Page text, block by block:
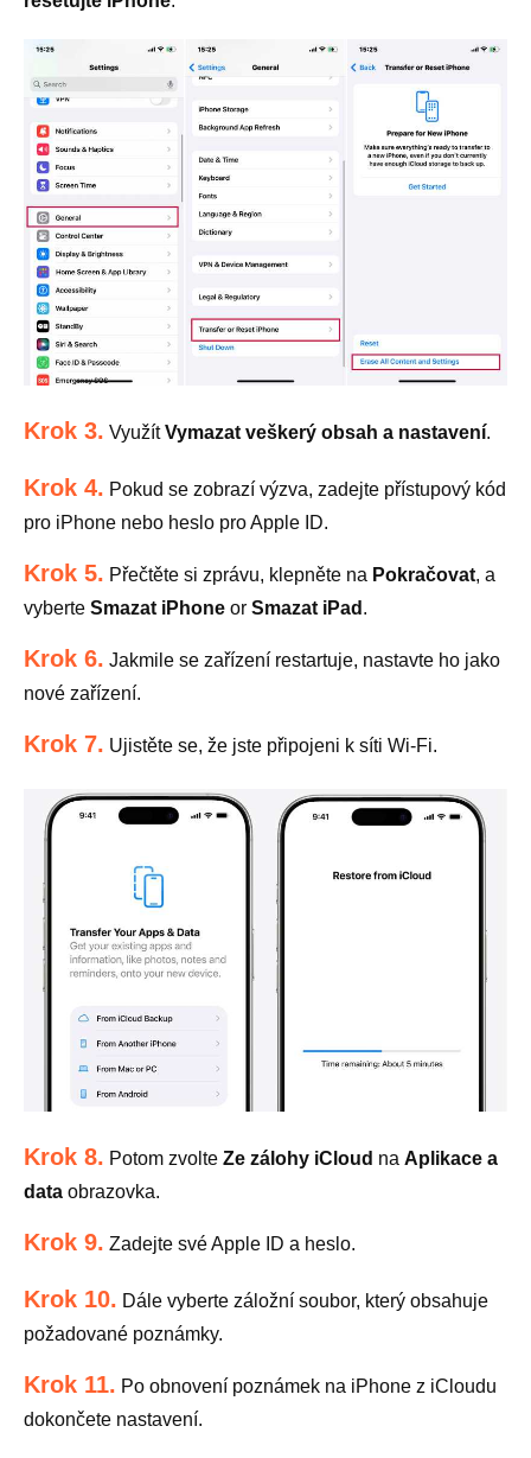
Krok 3. VyužítVymazat veškerý obsah a nastavení.
Krok 4. Pokud se zobrazí výzva, zadejte přístupový kód
pro iPhone nebo heslo pro Apple ID.
Krok 5. Přečtěte si zprávu, klepněte na Pokračovat, a
vyberte Smazat iPhone or Smazat iPad .
Krok 6. Jakmile se zařízení restartuje, nastavte ho jako
nové zařízení.
Krok 7. Ujistěte se, že jste připojeni k síti Wi-Fi.
Krok 8. Potom zvolte Ze zálohy iCloud na Aplikace a
data obrazovka.
Krok 9. Zadejte své Apple ID a heslo.
Krok 10. Dále vyberte záložní soubor, který obsahuje
požadované poznámky.
Krok 11. Po obnovení poznámek na iPhone z iCloudu
dokončete nastavení.